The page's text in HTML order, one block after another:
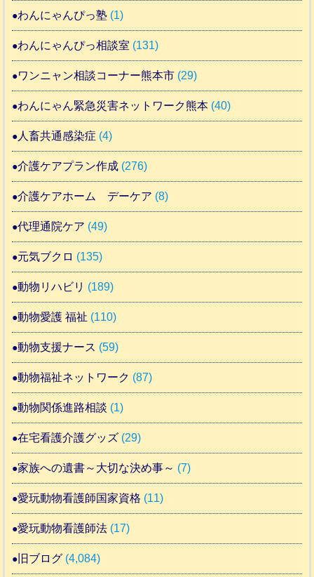
わんにゃんぴっ塾 (1)
わんにゃんぴっ相談室 (131)
ワンニャン相談コーナー熊本市 (29)
わんにゃん緊急災害ネットワーク熊本 (40)
人畜共通感染症 (4)
介護ケアプラン作成 (276)
介護ケアホーム デーケア (8)
代理通院ケア (49)
元気ブクロ (135)
動物リハビリ (189)
動物愛護 福祉 (110)
動物支援ナース (59)
動物福祉ネットワーク (87)
動物関係進路相談 (1)
在宅看護介護グッズ (29)
家族への遺書～大切な決め事～ (7)
愛玩動物看護師国家資格 (11)
愛玩動物看護師法 (17)
旧ブログ (4,084)